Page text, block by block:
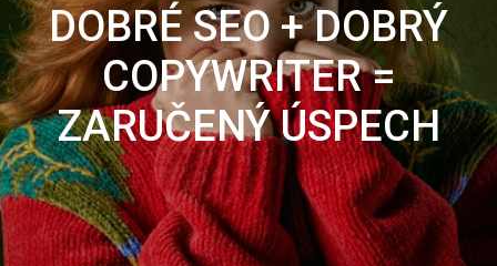
DOBRÉ SEO + DOBRÝ
COPYWRITER =
ZARUČENÝ ÚSPECH